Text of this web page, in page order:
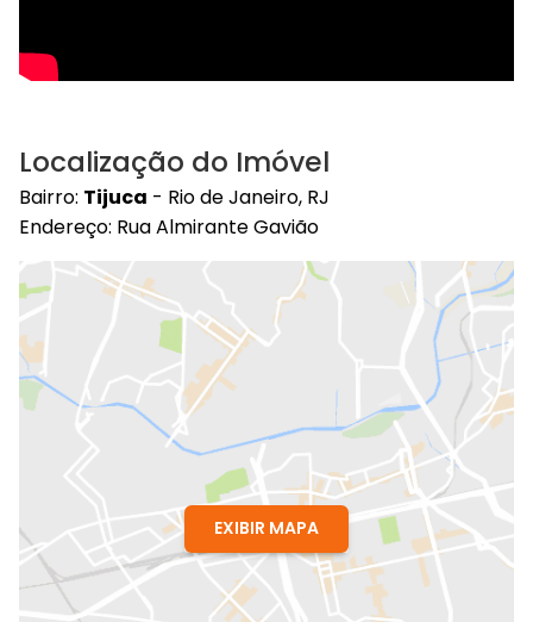
Localização do Imóvel
Bairro: Tijuca - Rio de Janeiro, RJ
Endereço: Rua Almirante Gavião
EXIBIR MAPA